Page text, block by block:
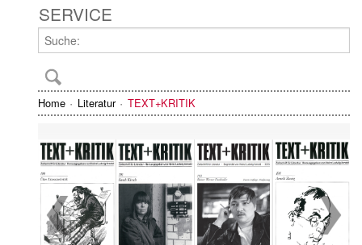
SERVICE
Home Literatur TEXT+KRITIK